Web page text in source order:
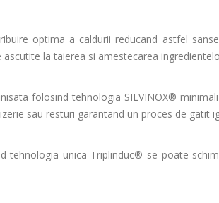
optima a caldurii reducand astfel
la taierea si amestecarea
folosind tehnologia SILVINOX®
sau resturi garantand un proces de gatit
tehnologia unica Triplinduc® se poate